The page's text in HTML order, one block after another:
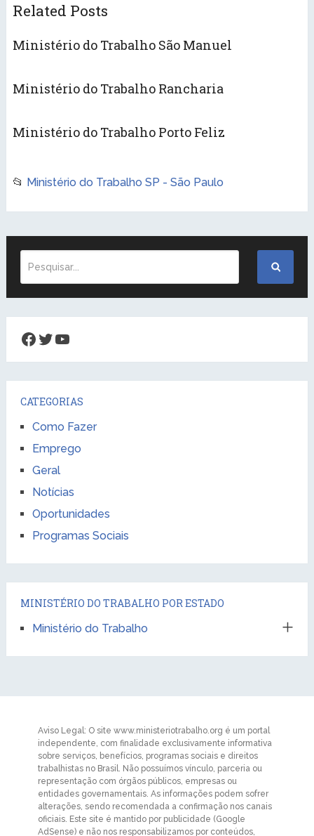
Related Posts
Ministério do Trabalho São Manuel
Ministério do Trabalho Rancharia
Ministério do Trabalho Porto Feliz
📂 Ministério do Trabalho SP - São Paulo
Facebook
Twitter
Youtube
CATEGORIAS
Como Fazer
Emprego
Geral
Notícias
Oportunidades
Programas Sociais
MINISTÉRIO DO TRABALHO POR ESTADO
Ministério do Trabalho
Aviso Legal: O site www.ministeriotrabalho.org é um portal
independente, com finalidade exclusivamente informativa
sobre serviços, benefícios, programas sociais e direitos
trabalhistas no Brasil. Não possuímos vínculo, parceria ou
representação com órgãos públicos, empresas ou
entidades governamentais. As informações podem sofrer
alterações, sendo recomendada a confirmação nos canais
oficiais. Este site é mantido por publicidade (Google
AdSense) e não nos responsabilizamos por conteúdos,